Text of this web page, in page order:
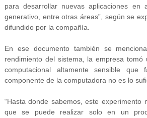
para desarrollar nuevas aplicaciones en
generativo, entre otras áreas”, según se
difundido por la compañía.
En ese documento también se
rendimiento del sistema, la empresa tomó
computacional altamente sensible
componente de la computadora no es lo
“Hasta donde sabemos, este experimento
que se puede realizar solo en un